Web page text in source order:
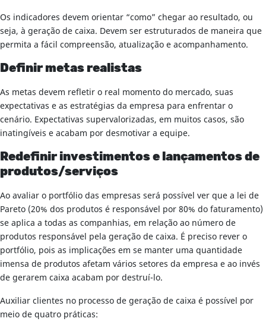
Os indicadores devem orientar “como” chegar ao resultado, ou
seja, à geração de caixa. Devem ser estruturados de maneira que
permita a fácil compreensão, atualização e acompanhamento.
Definir metas realistas
As metas devem refletir o real momento do mercado, suas
expectativas e as estratégias da empresa para enfrentar o
cenário. Expectativas supervalorizadas, em muitos casos, são
inatingíveis e acabam por desmotivar a equipe.
Redefinir investimentos e lançamentos de
produtos/serviços
Ao avaliar o portfólio das empresas será possível ver que a lei de
Pareto (20% dos produtos é responsável por 80% do faturamento)
se aplica a todas as companhias, em relação ao número de
produtos responsável pela geração de caixa. É preciso rever o
portfólio, pois as implicações em se manter uma quantidade
imensa de produtos afetam vários setores da empresa e ao invés
de gerarem caixa acabam por destruí-lo.
Auxiliar clientes no processo de geração de caixa é possível por
meio de quatro práticas: